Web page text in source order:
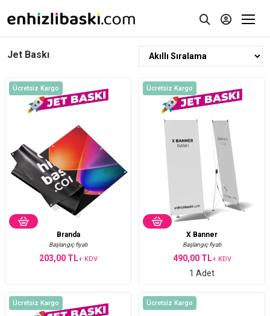
Jet Baskı
Ücretsiz Kargo
Branda
Başlangıç fiyatı
203,00 TL+ KDV
Ücretsiz Kargo
X Banner
Başlangıç fiyatı
490,00 TL+ KDV
1 Adet
Ücretsiz Kargo Ücretsiz Kargo